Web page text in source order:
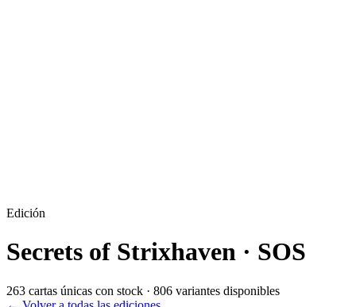
Edición
Secrets of Strixhaven · SOS
263 cartas únicas con stock · 806 variantes disponibles